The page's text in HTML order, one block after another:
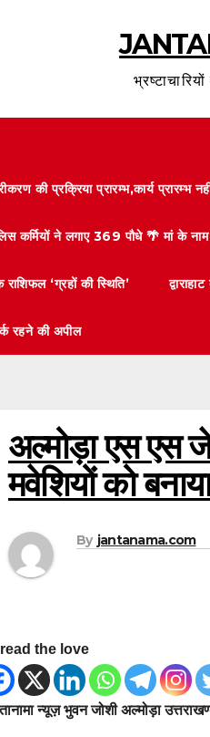
की प्रक्रिया प्रारम्भ,कार्य
कर्मियों ने लगाए 369 पौधे 🌴 मां के नाम
‘ग्रहों की स्थिति’
रहने की अपील
अल्मोड़ा एस एस
मवेशियों को
By jantanama.com
the love
न्यूज़ भुवन जोशी अल्मोड़ा